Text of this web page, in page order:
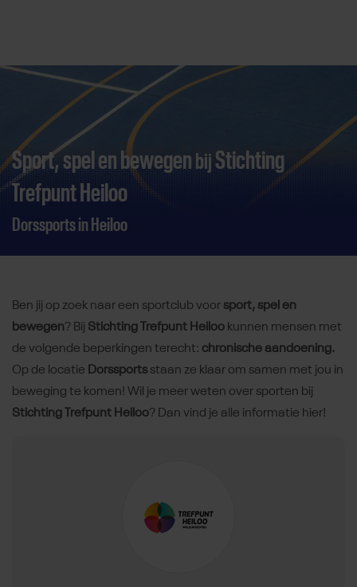
Direct door naar content
Sport, spel en bewegen bij Stichting
Trefpunt Heiloo
Dorssports in Heiloo
Ben jij op zoek naar een sportclub voor sport, spel en
bewegen? Bij Stichting Trefpunt Heiloo kunnen mensen met
de volgende beperkingen terecht: chronische aandoening.
Op de locatie Dorssports staan ze klaar om samen met jou in
beweging te komen! Wil je meer weten over sporten bij
Stichting Trefpunt Heiloo? Dan vind je alle informatie hier!